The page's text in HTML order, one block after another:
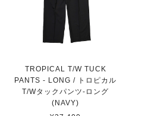
TROPICAL T/W TUCK
PANTS - LONG / トロピカル
T/Wタックパンツ-ロング
(NAVY)